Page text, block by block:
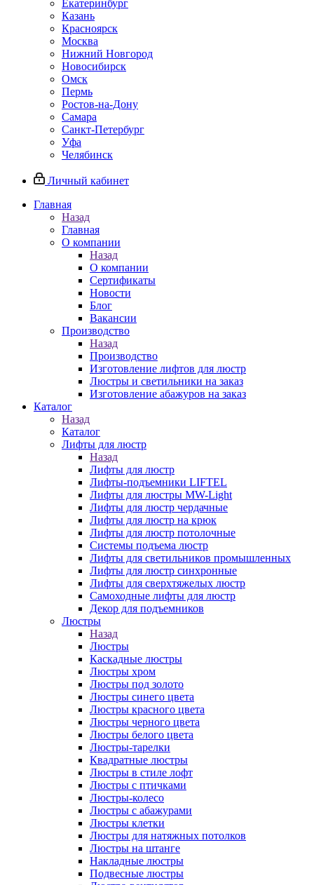
Екатеринбург
Казань
Красноярск
Москва
Нижний Новгород
Новосибирск
Омск
Пермь
Ростов-на-Дону
Самара
Санкт-Петербург
Уфа
Челябинск
Личный кабинет
Главная
Назад
Главная
О компании
Назад
О компании
Сертификаты
Новости
Блог
Вакансии
Производство
Назад
Производство
Изготовление лифтов для люстр
Люстры и светильники на заказ
Изготовление абажуров на заказ
Каталог
Назад
Каталог
Лифты для люстр
Назад
Лифты для люстр
Лифты-подъемники LIFTEL
Лифты для люстры MW-Light
Лифты для люстр чердачные
Лифты для люстр на крюк
Лифты для люстр потолочные
Системы подъема люстр
Лифты для светильников промышленных
Лифты для люстр синхронные
Лифты для сверхтяжелых люстр
Самоходные лифты для люстр
Декор для подъемников
Люстры
Назад
Люстры
Каскадные люстры
Люстры хром
Люстры под золото
Люстры синего цвета
Люстры красного цвета
Люстры черного цвета
Люстры белого цвета
Люстры-тарелки
Квадратные люстры
Люстры в стиле лофт
Люстры с птичками
Люстры-колесо
Люстры с абажурами
Люстры клетки
Люстры для натяжных потолков
Люстры на штанге
Накладные люстры
Подвесные люстры